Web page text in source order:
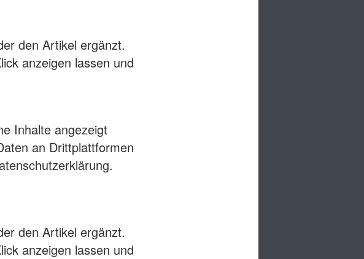
den Artikel ergänzt.
anzeigen lassen und
Inhalte angezeigt
an Drittplattformen
den Artikel ergänzt.
anzeigen lassen und